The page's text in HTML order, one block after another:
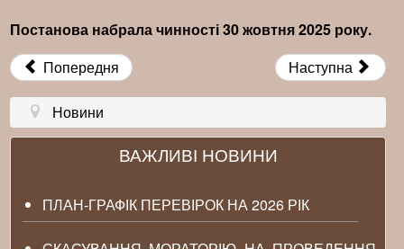
Постанова набрала чинності 30 жовтня 2025 року.
Попередня
Наступна
Новини
ВАЖЛИВІ НОВИНИ
ПЛАН-ГРАФІК ПЕРЕВІРОК НА 2026 РІК